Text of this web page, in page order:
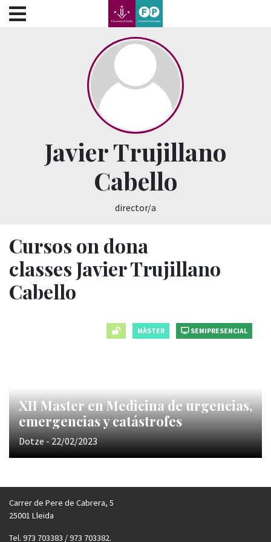
???label.access.jump.content???
???label.access.jump.header???
???label.access.jump.footer???
???label.access.jump.menu???
Javier Trujillano
Cabello
director/a
Cursos on dona
classes Javier Trujillano
Cabello
MÀSTER SEMIPRESENCIAL
XII Master en Medicina de urgencias,
emergencias y catástrofes
Dotze - 22/02/2023
Carrer de Pere de Cabrera, 5
25001 Lleida
Tel. 973 703383 / 973 703382.